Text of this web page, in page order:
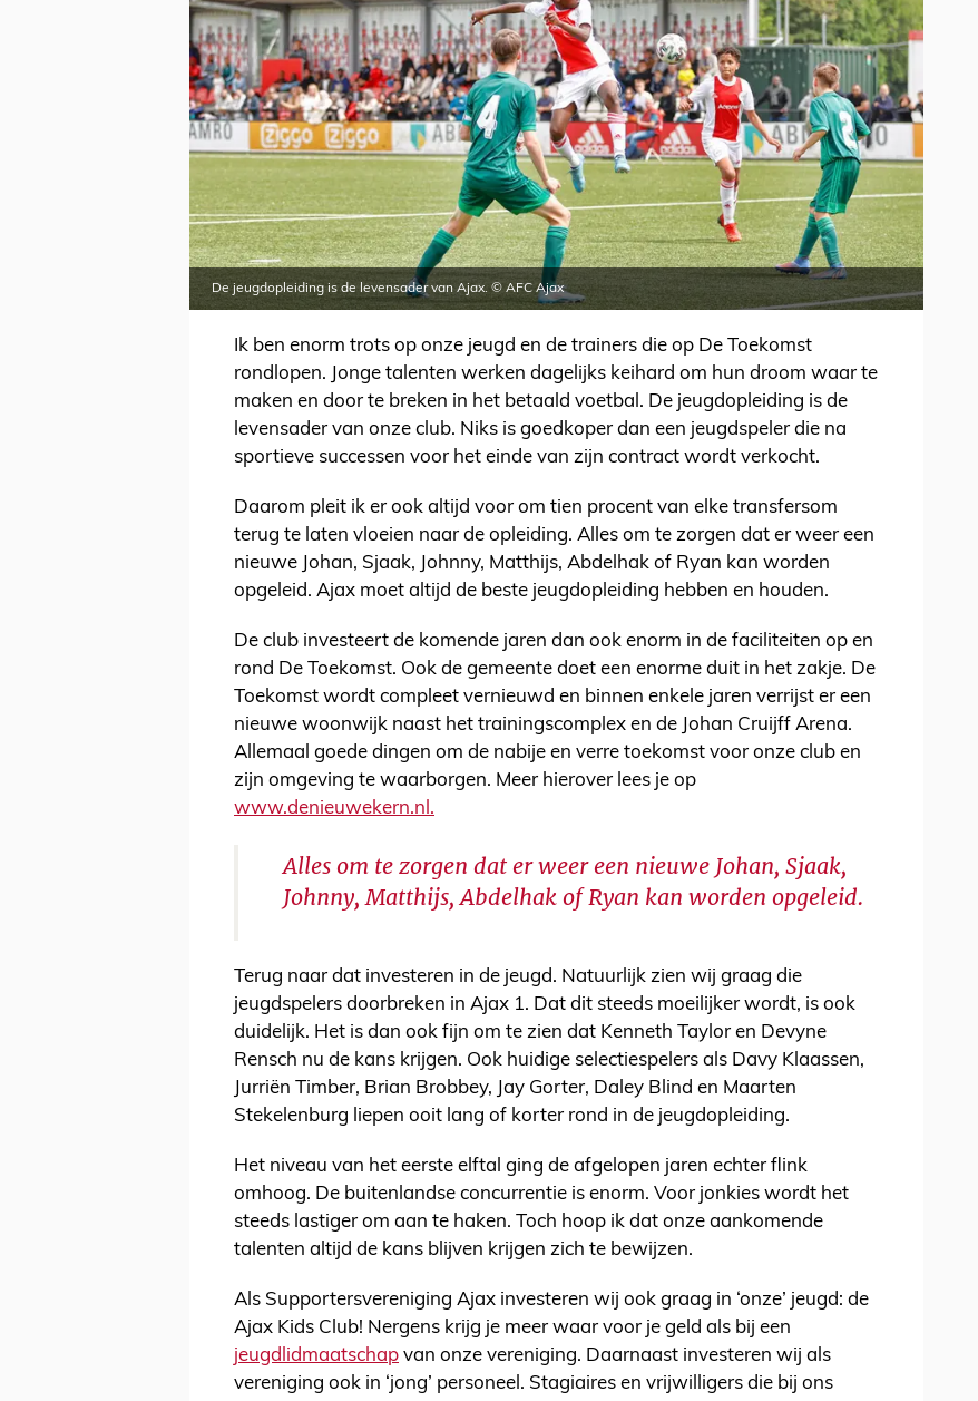
De jeugdopleiding is de levensader van Ajax. © AFC Ajax
Ik ben enorm trots op onze jeugd en de trainers die op De Toekomst
rondlopen. Jonge talenten werken dagelijks keihard om hun droom waar te
maken en door te breken in het betaald voetbal. De jeugdopleiding is de
levensader van onze club. Niks is goedkoper dan een jeugdspeler die na
sportieve successen voor het einde van zijn contract wordt verkocht.
Daarom pleit ik er ook altijd voor om tien procent van elke transfersom
terug te laten vloeien naar de opleiding. Alles om te zorgen dat er weer een
nieuwe Johan, Sjaak, Johnny, Matthijs, Abdelhak of Ryan kan worden
opgeleid. Ajax moet altijd de beste jeugdopleiding hebben en houden.
De club investeert de komende jaren dan ook enorm in de faciliteiten op en
rond De Toekomst. Ook de gemeente doet een enorme duit in het zakje. De
Toekomst wordt compleet vernieuwd en binnen enkele jaren verrijst er een
nieuwe woonwijk naast het trainingscomplex en de Johan Cruijff Arena.
Allemaal goede dingen om de nabije en verre toekomst voor onze club en
zijn omgeving te waarborgen. Meer hierover lees je op
www.denieuwekern.nl.
Alles om te zorgen dat er weer een nieuwe Johan, Sjaak,
Johnny, Matthijs, Abdelhak of Ryan kan worden opgeleid.
Terug naar dat investeren in de jeugd. Natuurlijk zien wij graag die
jeugdspelers doorbreken in Ajax 1. Dat dit steeds moeilijker wordt, is ook
duidelijk. Het is dan ook fijn om te zien dat Kenneth Taylor en Devyne
Rensch nu de kans krijgen. Ook huidige selectiespelers als Davy Klaassen,
Jurriën Timber, Brian Brobbey, Jay Gorter, Daley Blind en Maarten
Stekelenburg liepen ooit lang of korter rond in de jeugdopleiding.
Het niveau van het eerste elftal ging de afgelopen jaren echter flink
omhoog. De buitenlandse concurrentie is enorm. Voor jonkies wordt het
steeds lastiger om aan te haken. Toch hoop ik dat onze aankomende
talenten altijd de kans blijven krijgen zich te bewijzen.
Als Supportersvereniging Ajax investeren wij ook graag in ‘onze’ jeugd: de
Ajax Kids Club! Nergens krijg je meer waar voor je geld als bij een
jeugdlidmaatschap van onze vereniging. Daarnaast investeren wij als
vereniging ook in ‘jong’ personeel. Stagiaires en vrijwilligers die bij ons